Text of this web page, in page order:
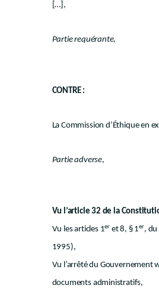
[…],
Partie requérante,
CONTRE :
La Commission d’Éthique en
Partie adverse,
Vu l’article 32 de la
Vu les articles 1er et 8, § 1er,
1995),
Vu l’arrêté du Gouvernement
documents administratifs,